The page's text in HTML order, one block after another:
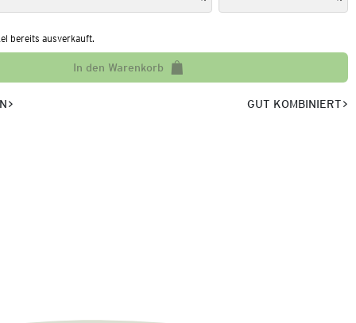
bereits ausverkauft.
In den Warenkorb
GUT KOMBINIERT